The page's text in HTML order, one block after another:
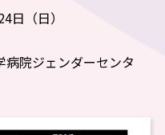
日（日）
院ジェンダーセンタ